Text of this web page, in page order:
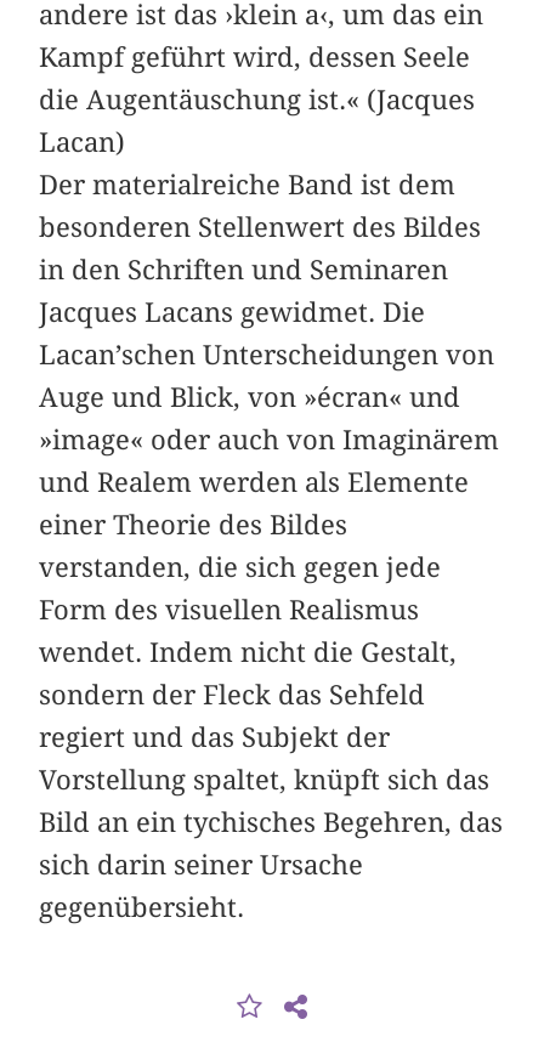
andere ist das ›klein a‹, um das ein
Kampf geführt wird, dessen Seele
die Augentäuschung ist.« (Jacques
Lacan)
Der materialreiche Band ist dem
besonderen Stellenwert des Bildes
in den Schriften und Seminaren
Jacques Lacans gewidmet. Die
Lacan’schen Unterscheidungen von
Auge und Blick, von »écran« und
»image« oder auch von Imaginärem
und Realem werden als Elemente
einer Theorie des Bildes
verstanden, die sich gegen jede
Form des visuellen Realismus
wendet. Indem nicht die Gestalt,
sondern der Fleck das Sehfeld
regiert und das Subjekt der
Vorstellung spaltet, knüpft sich das
Bild an ein tychisches Begehren, das
sich darin seiner Ursache
gegenübersieht.